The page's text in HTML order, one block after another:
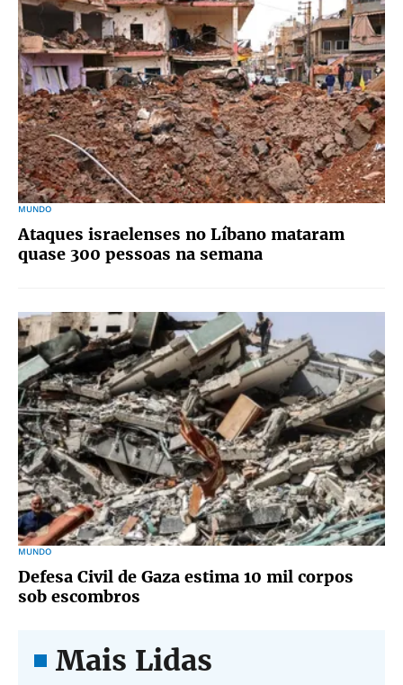
MUNDO
Ataques israelenses no Líbano mataram
quase 300 pessoas na semana
MUNDO
Defesa Civil de Gaza estima 10 mil corpos
sob escombros
Mais Lidas